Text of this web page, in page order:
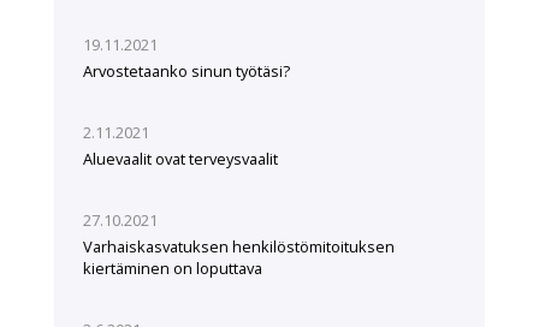
19.11.2021
Arvostetaanko sinun työtäsi?
2.11.2021
Aluevaalit ovat terveysvaalit
27.10.2021
Varhaiskasvatuksen henkilöstömitoituksen
kiertäminen on loputtava